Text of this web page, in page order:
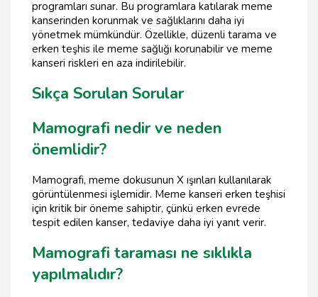
programları sunar. Bu programlara katılarak meme
kanserinden korunmak ve sağlıklarını daha iyi
yönetmek mümkündür. Özellikle, düzenli tarama ve
erken teşhis ile meme sağlığı korunabilir ve meme
kanseri riskleri en aza indirilebilir.
Sıkça Sorulan Sorular
Mamografi nedir ve neden
önemlidir?
Mamografi, meme dokusunun X ışınları kullanılarak
görüntülenmesi işlemidir. Meme kanseri erken teşhisi
için kritik bir öneme sahiptir, çünkü erken evrede
tespit edilen kanser, tedaviye daha iyi yanıt verir.
Mamografi taraması ne sıklıkla
yapılmalıdır?